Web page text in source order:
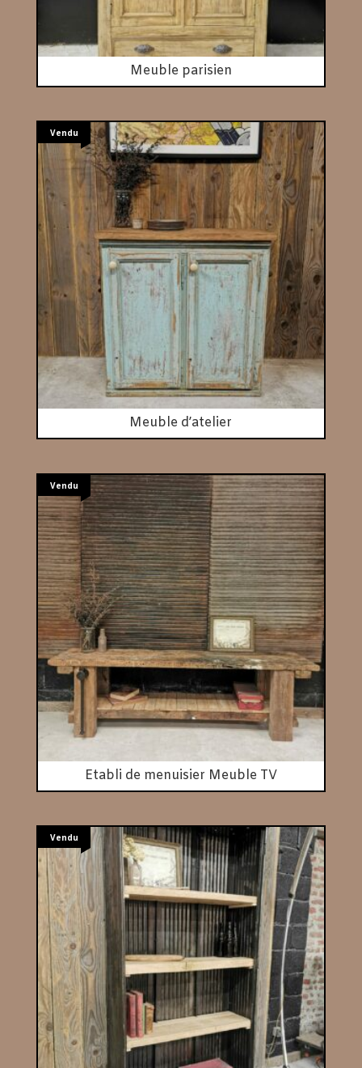
Meuble parisien
Vendu
Meuble d’atelier
Vendu
Etabli de menuisier Meuble TV
Vendu